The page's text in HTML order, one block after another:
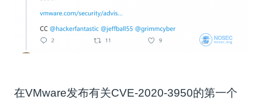
在VMware发布有关CVE-2020-3950的第一个